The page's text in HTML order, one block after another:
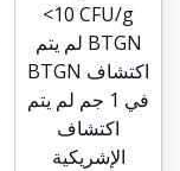
<10 CFU/g
BTGN لم يتم
اكتشاف BTGN
في 1 جم لم يتم
اكتشاف
الإشريكية